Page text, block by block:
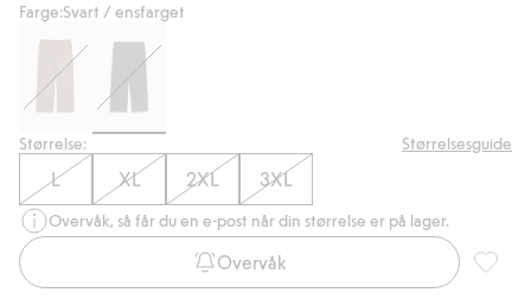
Farge:Svart / ensfarget
Størrelse: Størrelsesguide
L XL 2XL 3XL
Overvåk, så får du en e-post når din størrelse er på lager.
Overvåk